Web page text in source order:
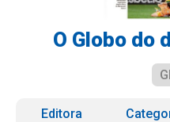
O Globo do
Editora